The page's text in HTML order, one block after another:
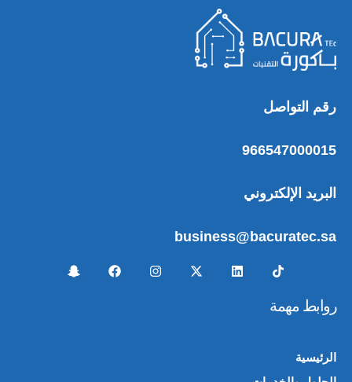
رقم التواصل
966547000015
البريد الإلكتروني
business@bacuratec.sa
روابط مهمة
الرئيسية